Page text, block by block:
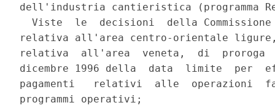
dell'industria cantieristica (programma
Viste  le  decisioni  della
relativa all'area centro-orientale
relativa  all'area  veneta,  di  proroga
dicembre 1996 della  data  limite  per
pagamenti   relativi  alle  operazioni
programmi operativi;